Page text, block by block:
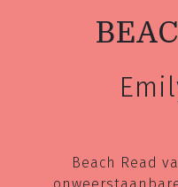
Beach Read